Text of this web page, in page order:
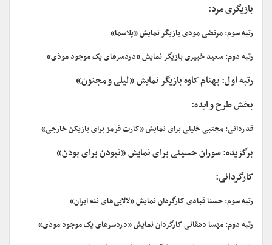
بازیگری مرد:
رتبه سوم: مرتضی مودی بازیگر نمایش «پلاسما»
رتبه دوم: سعید خبیری بازیگر نمایش «دردسرهای یک موجود موذی»
رتبه اول: بهنام کاوه بازیگر نمایش «لیلی و مجنون»
بخش طرح و ایده:
قدردانی: مجتبی خلیلی برای نمایش «کارت قرمز برای بازیکن خارجی»
برگزیده: سوران حسینی برای نمایش «نبودن برای بودن»
کارگردانی:
رتبه سوم: حسنا قبادی کارگردان نمایش «لالایی‌های ننه ایران»
رتبه دوم: مهسا دهقانی کارگردان نمایش «دردسرهای یک موجود موذی»